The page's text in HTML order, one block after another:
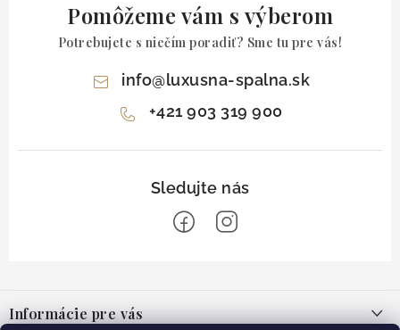
Pomôžeme vám s výberom
Potrebujete s niečím poradiť? Sme tu pre vás!
info@luxusna-spalna.sk
+421 903 319 900
pInformácie pre vás